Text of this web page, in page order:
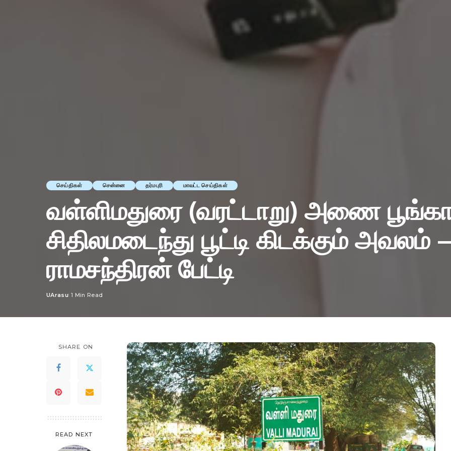
செய்திகள் சென்னை தர்மபுரி மாவட்ட செய்திகள்
வள்ளிமதுரை (வரட்டாறு) அணை
சிதிலமடைந்து பூட்டி கிடக்கும் அவலம்
ராமசந்திரன் பேட்டி
Posted
UArasu 1 Min Read
SHARE ON
READ NEXT